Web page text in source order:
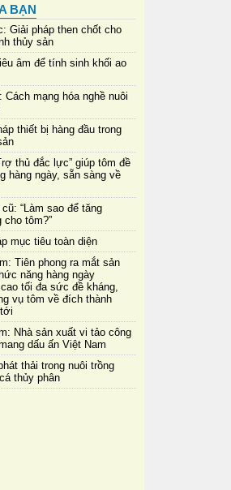
BẠN
Giải pháp then chốt cho
thủy sản
âm để tính sinh khối ao
mạng hóa nghề nuôi
thiết bị hàng đầu trong
thủ đắc lực” giúp tôm đề
hàng ngày, sẵn sàng về
“Làm sao để tăng
tôm?”
mục tiêu toàn diện
Tiên phong ra mắt sản
năng hàng ngày
tối đa sức đề kháng,
vụ tôm về đích thành
Nhà sản xuất vi tảo công
dấu ấn Việt Nam
thải trong nuôi trồng
thủy phân